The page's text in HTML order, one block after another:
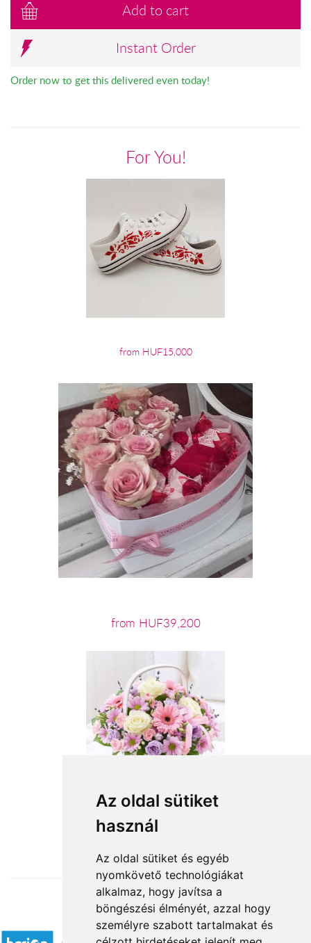
Az oldal sütiket
használ
Az oldal sütiket és egyéb
nyomkövető technológiákat
alkalmaz, hogy javítsa a
böngészési élményét, azzal hogy
személyre szabott tartalmakat és
Add to cart
Instant Order
Order now to get this delivered even today!
For You!
from HUF15,000
from HUF39,200
from HUF37,600
Accepted payment methods